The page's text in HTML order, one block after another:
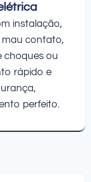
instalação,
mau contato,
choques ou
rápido e
perfeito.